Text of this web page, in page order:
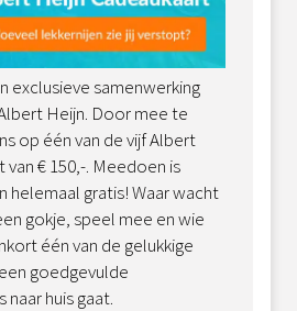
exclusieve samenwerking
Heijn. Door mee te
op één van de vijf Albert
van € 150,-. Meedoen is
helemaal gratis! Waar wacht
gokje, speel mee en wie
één van de gelukkige
goedgevulde
huis gaat.